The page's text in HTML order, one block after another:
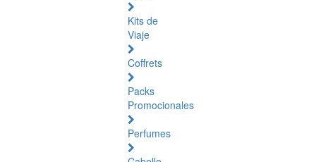
Kits de
Viaje
Coffrets
Packs
Promocionales
Perfumes